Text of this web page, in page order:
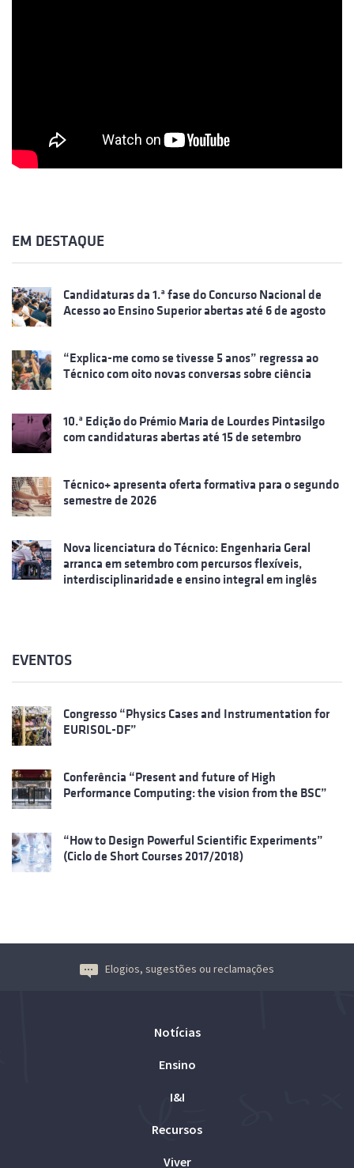
EM DESTAQUE
Candidaturas da 1.ª fase do Concurso Nacional de
Acesso ao Ensino Superior abertas até 6 de agosto
“Explica-me como se tivesse 5 anos” regressa ao
Técnico com oito novas conversas sobre ciência
10.ª Edição do Prémio Maria de Lourdes Pintasilgo
com candidaturas abertas até 15 de setembro
Técnico+ apresenta oferta formativa para o segundo
semestre de 2026
Nova licenciatura do Técnico: Engenharia Geral
arranca em setembro com percursos flexíveis,
interdisciplinaridade e ensino integral em inglês
EVENTOS
Congresso “Physics Cases and Instrumentation for
EURISOL-DF”
Conferência “Present and future of High
Performance Computing: the vision from the BSC”
“How to Design Powerful Scientific Experiments”
(Ciclo de Short Courses 2017/2018)
Elogios, sugestões ou reclamações
Notícias
Ensino
I&I
Recursos
Viver